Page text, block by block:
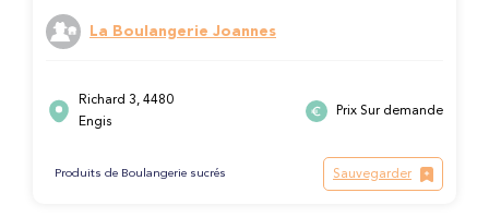
La Boulangerie Joannes
Richard 3, 4480
Engis
Prix Sur demande
Produits de Boulangerie sucrés Sauvegarder